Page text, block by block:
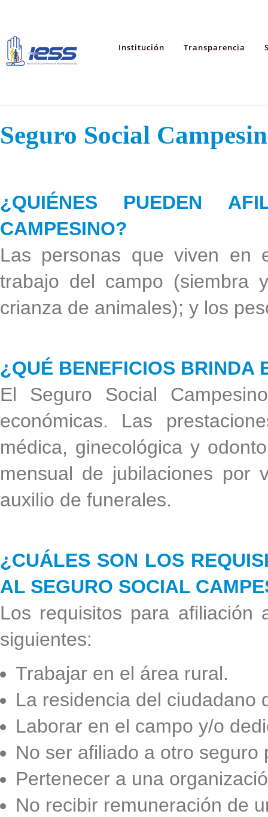
Institución Transparencia
Seguro Social
¿QUIÉNES PUEDEN
CAMPESINO?
Las personas que viven
trabajo del campo (siembra
crianza de animales); y los
¿QUÉ BENEFICIOS BRINDA
El Seguro Social
económicas. Las
médica, ginecológica y
mensual de jubilaciones por
auxilio de funerales.
¿CUÁLES SON LOS
AL SEGURO SOCIAL
Los requisitos para afiliación
siguientes:
Trabajar en el área rural.
La residencia del ciudadano
Laborar en el campo y/o
No ser afiliado a otro seguro
Pertenecer a una
No recibir remuneración de